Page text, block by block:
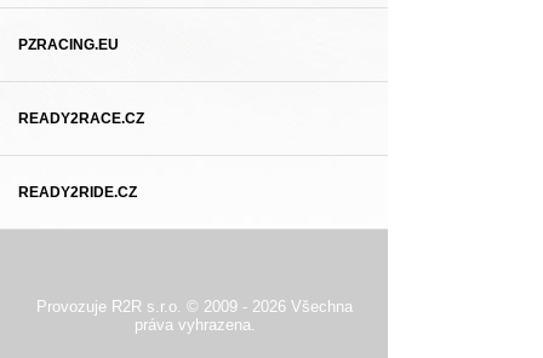
PZRACING.EU
READY2RACE.CZ
READY2RIDE.CZ
Provozuje R2R s.r.o. © 2009 - 2026 Všechna
práva vyhrazena.